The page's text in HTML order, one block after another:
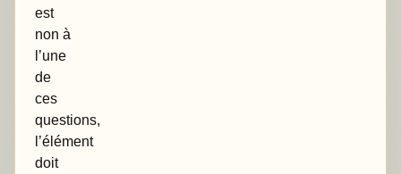
est
non à
l’une
de
ces
questions,
l’élément
doit